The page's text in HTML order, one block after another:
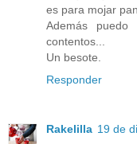
es para mojar
Además
contentos...
Un besote.
Responder
Rakelilla 19 de